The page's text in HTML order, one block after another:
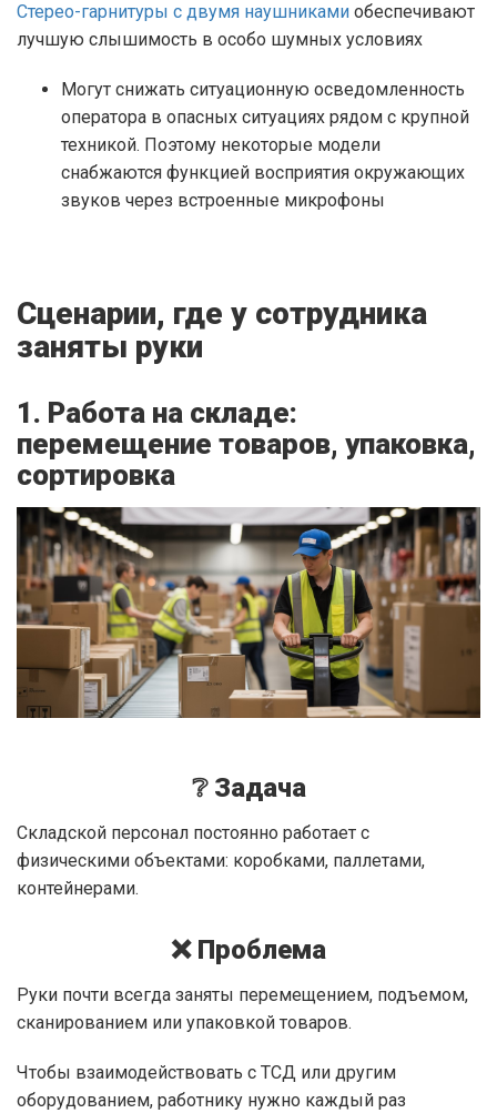
Стерео-гарнитуры с двумя наушниками обеспечивают
лучшую слышимость в особо шумных условиях
Могут снижать ситуационную осведомленность
оператора в опасных ситуациях рядом с крупной
техникой. Поэтому некоторые модели
снабжаются функцией восприятия окружающих
звуков через встроенные микрофоны
Сценарии, где у сотрудника
заняты руки
1. Работа на складе:
перемещение товаров, упаковка,
сортировка
❔ Задача
Складской персонал постоянно работает с
физическими объектами: коробками, паллетами,
контейнерами.
❌ Проблема
Руки почти всегда заняты перемещением, подъемом,
сканированием или упаковкой товаров.
Чтобы взаимодействовать с ТСД или другим
оборудованием, работнику нужно каждый раз